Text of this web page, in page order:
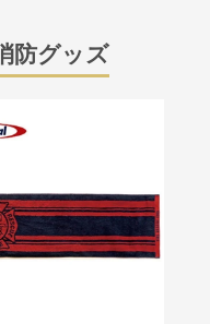
防グッズ